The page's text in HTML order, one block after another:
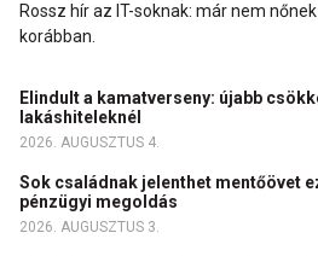
Rossz hír az IT-soknak: már nem
korábban.
Elindult a kamatverseny: újabb
lakáshiteleknél
2026. AUGUSZTUS 4.
Sok családnak jelenthet mentőövet
pénzügyi megoldás
2026. AUGUSZTUS 3.